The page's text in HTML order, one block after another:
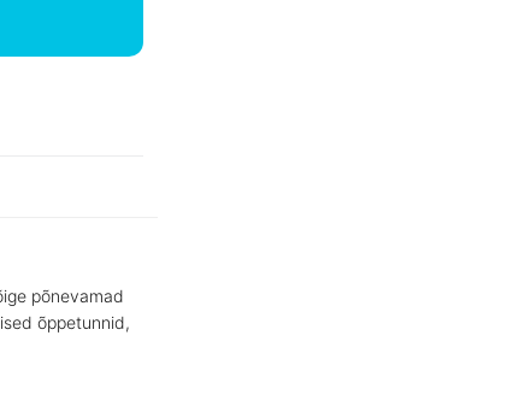
põnevamad
õppetunnid,